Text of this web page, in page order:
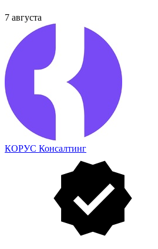
7 августа
КОРУС Консалтинг